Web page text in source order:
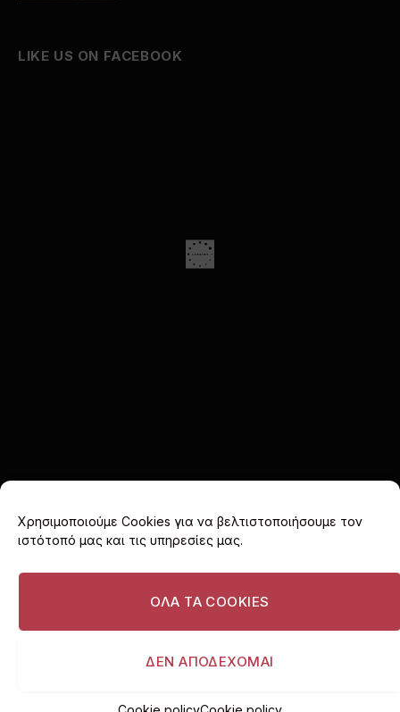
Χρησιμοποιούμε Cookies για να βελτιστοποιήσουμε τον
ιστότοπό μας και τις υπηρεσίες μας.
ΟΛΑ ΤΑ COOKIES
ΔΕΝ ΑΠΟΔΕΧΟΜΑΙ
LIKE US ON FACEBOOK
(Twitter)
COOKIE POLICY (EU)
ΠΟΛΙΤΙΚΗ ΑΠΟΡΡΗΤΟΥ
ΔΙΑΦΗΜΙΣΤΕΙΤΕ